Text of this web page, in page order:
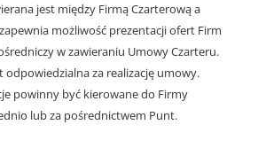
jest między Firmą Czarterową a
możliwość prezentacji ofert Firm
w zawieraniu Umowy Czarteru.
odpowiedzialna za realizację umowy.
powinny być kierowane do Firmy
lub za pośrednictwem Punt.